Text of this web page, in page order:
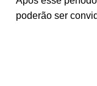
poderão ser